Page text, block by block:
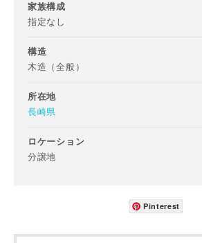
家族構成
指定なし
構造
木造（全般）
所在地
長崎県
ロケーション
分譲地
Pinterest